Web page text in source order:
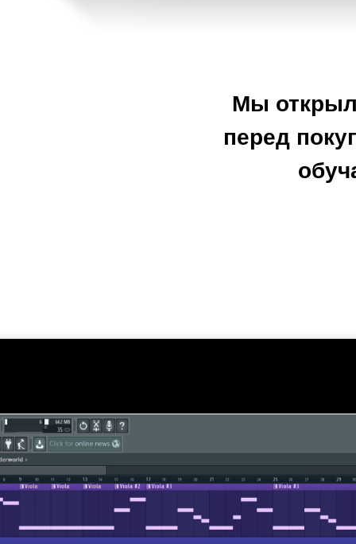
Мы
перед